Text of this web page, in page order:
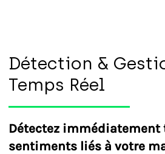
Détection &
Temps Réel
Détectez immédiatement
sentiments liés à votre